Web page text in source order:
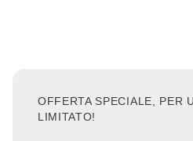
OFFERTA SPECIALE, PER
LIMITATO!